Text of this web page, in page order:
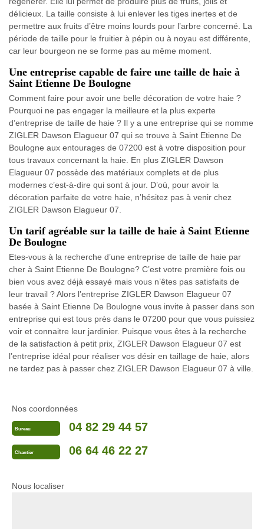
délicieux. La taille consiste à lui enlever les tiges inertes et de
permettre aux fruits d’être moins lourds pour l’arbre concerné. La
période de taille pour le fruitier à pépin ou à noyau est différente,
car leur bourgeon ne se forme pas au même moment.
Une entreprise capable de faire une taille de haie à
Saint Etienne De Boulogne
Comment faire pour avoir une belle décoration de votre haie ?
Pourquoi ne pas engager la meilleure et la plus experte
d’entreprise de taille de haie ? Il y a une entreprise qui se nomme
ZIGLER Dawson Elagueur 07 qui se trouve à Saint Etienne De
Boulogne aux entourages de 07200 est à votre disposition pour
tous travaux concernant la haie. En plus ZIGLER Dawson
Elagueur 07 possède des matériaux complets et de plus
modernes c’est-à-dire qui sont à jour. D’où, pour avoir la
décoration parfaite de votre haie, n’hésitez pas à venir chez
ZIGLER Dawson Elagueur 07.
Un tarif agréable sur la taille de haie à Saint Etienne
De Boulogne
Etes-vous à la recherche d’une entreprise de taille de haie par
cher à Saint Etienne De Boulogne? C’est votre première fois ou
bien vous avez déjà essayé mais vous n’êtes pas satisfaits de
leur travail ? Alors l’entreprise ZIGLER Dawson Elagueur 07
basée à Saint Etienne De Boulogne vous invite à passer dans son
entreprise qui est tous près dans le 07200 pour que vous puissiez
voir et connaitre leur jardinier. Puisque vous êtes à la recherche
de la satisfaction à petit prix, ZIGLER Dawson Elagueur 07 est
l’entreprise idéal pour réaliser vos désir en taillage de haie, alors
ne tardez pas à passer chez ZIGLER Dawson Elagueur 07 à ville.
Nos coordonnées
Bureau 04 82 29 44 57
Chantier 06 64 46 22 27
Nous localiser